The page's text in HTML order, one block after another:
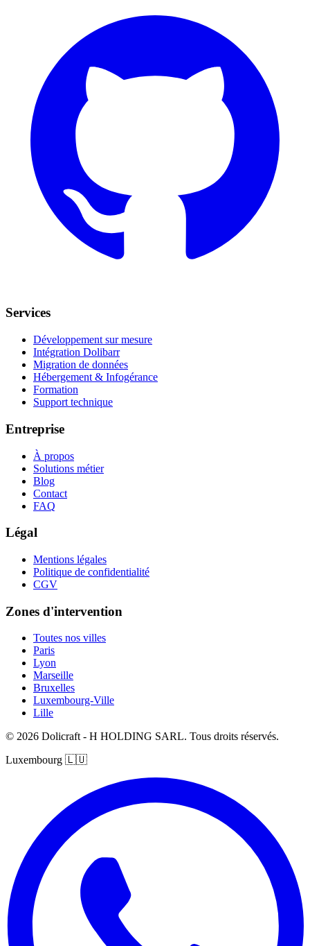
Services
Développement sur mesure
Intégration Dolibarr
Migration de données
Hébergement & Infogérance
Formation
Support technique
Entreprise
À propos
Solutions métier
Blog
Contact
FAQ
Légal
Mentions légales
Politique de confidentialité
CGV
Zones d'intervention
Toutes nos villes
Paris
Lyon
Marseille
Bruxelles
Luxembourg-Ville
Lille
© 2026 Dolicraft - H HOLDING SARL. Tous droits réservés.
Luxembourg 🇱🇺